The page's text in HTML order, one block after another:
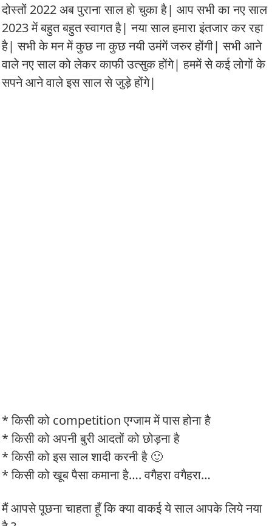
दोस्तों 2022 अब पुराना साल हो चुका है| आप सभी का नए साल
2023 में बहुत बहुत स्वागत है| नया साल हमारा इंतजार कर रहा
है| सभी के मन में कुछ ना कुछ नयी उमंगें जरुर होंगी| सभी आने
वाले नए साल को लेकर काफी उत्सुक होंगे| हममें से कई लोगों के
सपने आने वाले इस साल से जुड़े होंगे|
* किसी को competition एग्जाम में पास होना है
* किसी को अपनी बुरी आदतों को छोड़ना है
* किसी को इस साल शादी करनी है 🙂
* किसी को खूब पैसा कमाना है…. वगैहरा वगैहरा…
मैं आपसे पूछना चाहता हूँ कि क्या वाकई ये साल आपके लिये नया